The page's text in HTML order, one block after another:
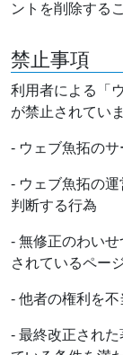
ントを削除する
禁止事項
利用者による「
が禁止されていま
- ウェブ魚拓の
- ウェブ魚拓の
判断する行為
- 無修正のわい
されているペー
- 他者の権利を
- 最終改正され